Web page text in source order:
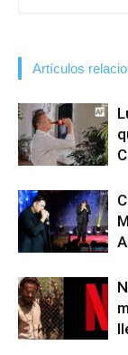
Artículos